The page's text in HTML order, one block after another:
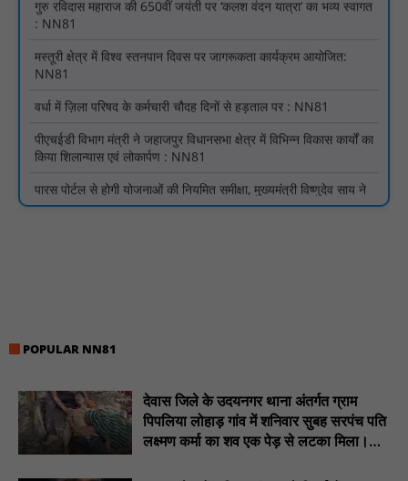
मस्तूरी क्षेत्र में विश्व स्तनपान दिवस पर जागरूकता कार्यक्रम आयोजित:
NN81
वर्धा में ज़िला परिषद के कर्मचारी चौदह दिनों से हड़ताल पर : NN81
किया शिलान्यास एवं लोकार्पण : NN81
पारस पोर्टल से होगी योजनाओं की नियमित समीक्षा, मुख्यमंत्री विष्णुदेव साय ने
दिए समयबद्ध क्रियान्वयन के निर्देश : NN81
सोलर हाई मास्ट से रोशन हो रहे वनांचल के गांव, नियद नेल्लानार ग्रामों में बढ़ी
सुरक्षा और सुविधा : NN81
टिमरनी नगर व आसपास के ग्रामीण क्षेत्रों के स्कूल वाहन चालकों ने
मस्तूरी जनपद पंचायत में 131 सरपंचों का प्रशिक्षण संपन्न, वीबी-जी राम-जी
अभियान के बदलावों और तकनीकी प्रबंधन की दी गई विस्तृत जानकारी :
NN81
POPULAR NN81
देवास जिले के उदयनगर थाना अंतर्गत ग्राम
पिपलिया लोहाड़ गांव में शनिवार सुबह सरपंच पति
लक्ष्मण कर्मा का शव एक पेड़ से लटका मिला।